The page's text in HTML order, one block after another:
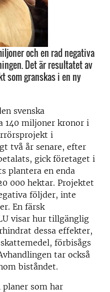
och en rad negativa
Det är resultatet av
som granskas i en ny
svenska
140 miljoner kronor i
i
två år senare, efter
gick företaget i
plantera en enda
000 hektar. Projektet
följder, inte
En färsk
visar hur tillgänglig
dessa effekter,
förbisågs
tar också
biståndet.
som har